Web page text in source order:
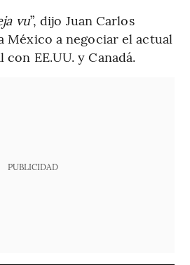
vu”, dijo Juan Carlos
México a negociar el actual
EE.UU. y Canadá.
PUBLICIDAD